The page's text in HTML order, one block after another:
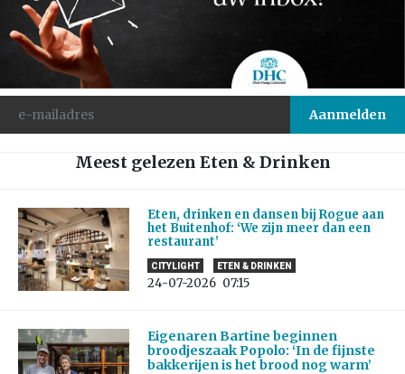
Meest gelezen Eten & Drinken
Eten, drinken en dansen bij Rogue aan
het Buitenhof: ‘We zijn meer dan een
restaurant’
CITYLIGHT ETEN & DRINKEN
24-07-2026 07:15
Eigenaren Bartine beginnen
broodjeszaak Popolo: ‘In de fijnste
bakkerijen is het brood nog warm’